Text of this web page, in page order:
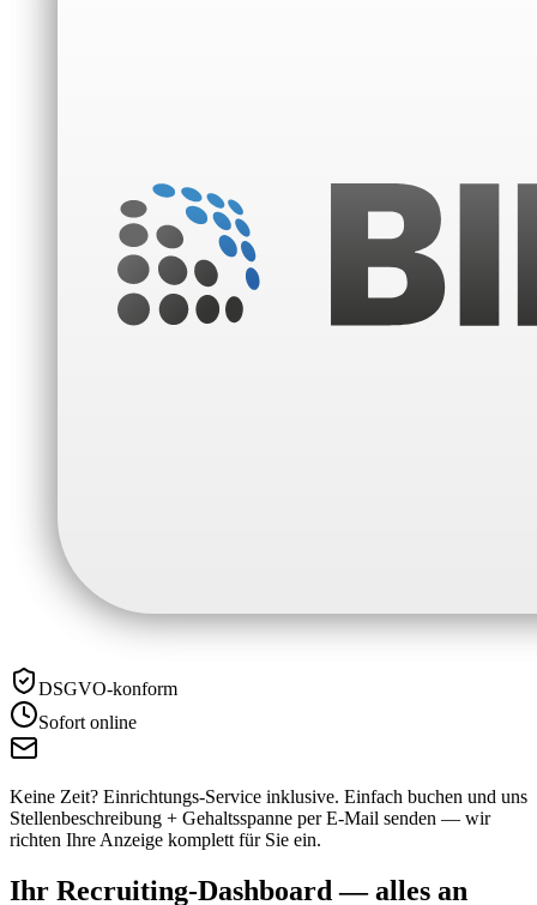
DSGVO-konform
Sofort online
Keine Zeit? Einrichtungs-Service inklusive. Einfach buchen und uns
Stellenbeschreibung + Gehaltsspanne per E-Mail senden — wir
richten Ihre Anzeige komplett für Sie ein.
Ihr Recruiting-Dashboard — alles an